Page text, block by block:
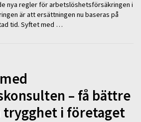
nya regler för arbetslöshetsförsäkringen i
är att ersättningen nu baseras på
tid. Syftet med …
– få bättre
i företaget